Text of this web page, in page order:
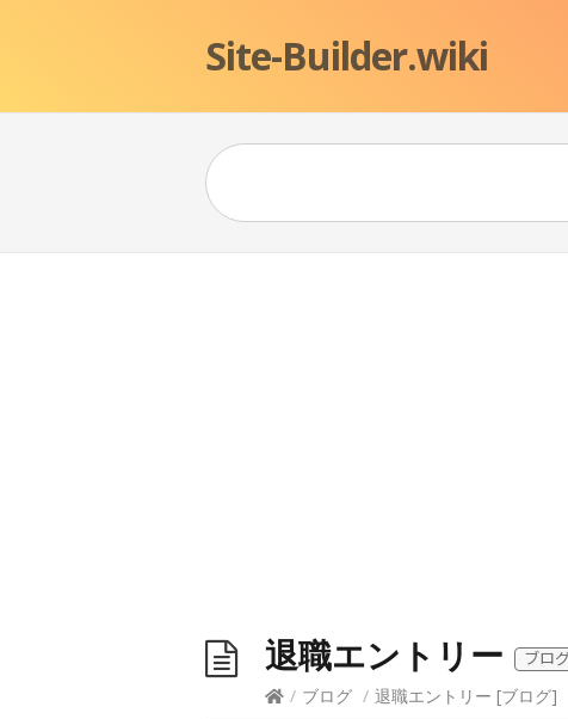
Site-Builder.wiki
退職エントリー
ブロ
/ ブログ / 退職エントリー [ブログ]